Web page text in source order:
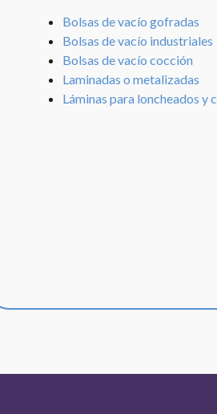
Bolsas de vacío gofradas
Bolsas de vacío industriales
Bolsas de vacío cocción
Laminadas o metalizadas
Láminas para loncheados y